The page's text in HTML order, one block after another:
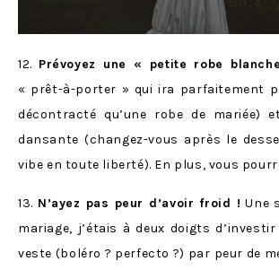
12. Prévoyez une « petite robe
« prêt-à-porter » qui ira parfaitement
décontracté qu’une robe de mariée)
dansante (changez-vous après le
vibe en toute liberté). En plus, vous
13. N’ayez pas peur d’avoir froid ! Une
mariage, j’étais à deux doigts
veste (boléro ? perfecto ?) par peur de